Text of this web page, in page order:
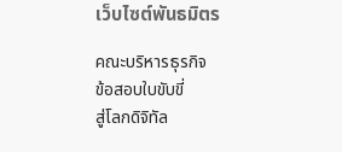
เว็บไซต์พันธมิตร
คณะบริหารธุรกิจ
ข้อสอบใบขับขี่
สู่โลกดิจิทัล